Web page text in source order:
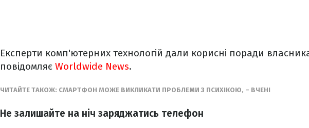
Експерти комп'ютерних технологій дали корисні поради
повідомляє Worldwide News.
ЧИТАЙТЕ ТАКОЖ: СМАРТФОН МОЖЕ ВИКЛИКАТИ ПРОБЛЕМИ З ПСИХІКОЮ, – ВЧЕНІ
Не залишайте на ніч заряджатись телефон